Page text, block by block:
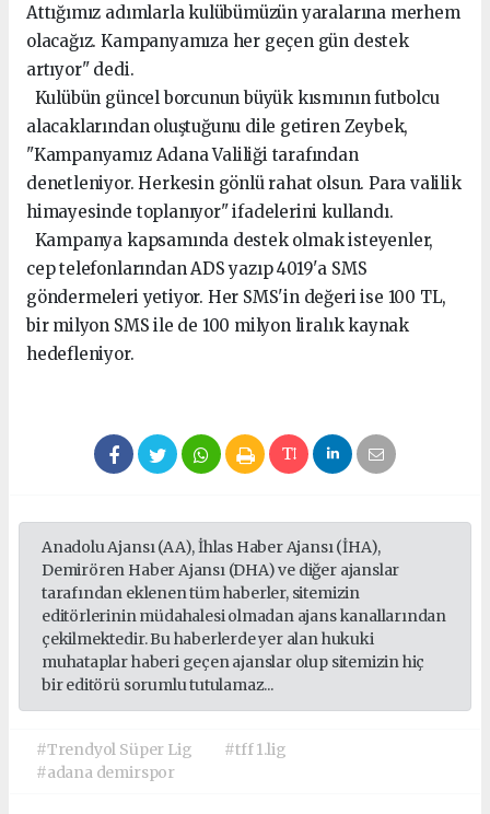
Attığımız adımlarla kulübümüzün yaralarına merhem
olacağız. Kampanyamıza her geçen gün destek
artıyor" dedi.
Kulübün güncel borcunun büyük kısmının futbolcu
alacaklarından oluştuğunu dile getiren Zeybek,
"Kampanyamız Adana Valiliği tarafından
denetleniyor. Herkesin gönlü rahat olsun. Para valilik
himayesinde toplanıyor" ifadelerini kullandı.
Kampanya kapsamında destek olmak isteyenler,
cep telefonlarından ADS yazıp 4019'a SMS
göndermeleri yetiyor. Her SMS'in değeri ise 100 TL,
bir milyon SMS ile de 100 milyon liralık kaynak
hedefleniyor.
Anadolu Ajansı (AA), İhlas Haber Ajansı (İHA),
Demirören Haber Ajansı (DHA) ve diğer ajanslar
tarafından eklenen tüm haberler, sitemizin
editörlerinin müdahalesi olmadan ajans kanallarından
çekilmektedir. Bu haberlerde yer alan hukuki
muhataplar haberi geçen ajanslar olup sitemizin hiç
bir editörü sorumlu tutulamaz...
#Trendyol Süper Lig
#tff 1.lig
#adana demirspor